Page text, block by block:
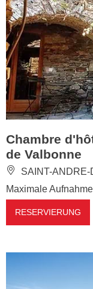
Chambre
de Valbonne
SAINT-
Maximale
RESERVIERUNG